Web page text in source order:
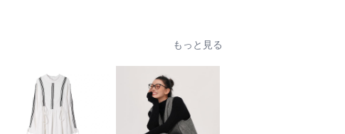
もっと見る